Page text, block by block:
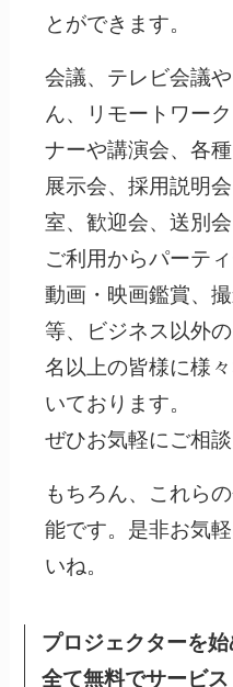
とができます。
会議、テレビ会議
ん、リモートワー
ナーや講演会、各
展示会、採用説明
室、歓迎会、送別
ご利用からパーテ
動画・映画鑑賞、
等、ビジネス以外
名以上の皆様に様
いております。
ぜひお気軽にご相談
もちろん、これら
能です。是非お気
いね。
プロジェクターを
全て無料でサービス